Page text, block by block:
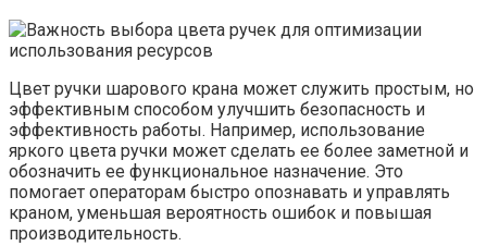
Цвет ручки шарового крана может служить простым, но
эффективным способом улучшить безопасность и
эффективность работы. Например, использование
яркого цвета ручки может сделать ее более заметной и
обозначить ее функциональное назначение. Это
помогает операторам быстро опознавать и управлять
краном, уменьшая вероятность ошибок и повышая
производительность.